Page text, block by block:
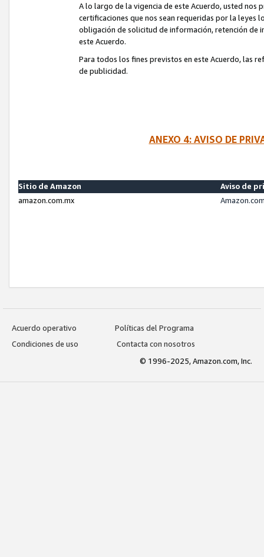
A lo largo de la vigencia de este Acuerdo, usted
certificaciones que nos sean requeridas por la leyes
obligación de solicitud de información, retención de
este Acuerdo.
Para todos los fines previstos en este Acuerdo, las
de publicidad.
ANEXO 4: AVISO DE
Sitio de Amazon
Aviso de
amazon.com.mx
Acuerdo operativo
Políticas del Programa
Condiciones de uso
Contacta con nosotros
© 1996-2025, Amazon.com, Inc.